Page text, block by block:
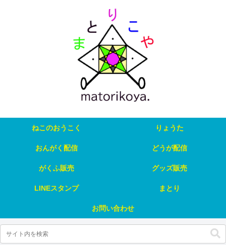
ねこのおうこく りょうた
おんがく配信 どうが配信
がくふ販売 グッズ販売
LINEスタンプ まとり
お問い合わせ